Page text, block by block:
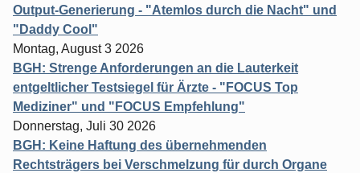
Output-Generierung - "Atemlos durch die Nacht" und
"Daddy Cool"
Montag, August 3 2026
BGH: Strenge Anforderungen an die Lauterkeit
entgeltlicher Testsiegel für Ärzte - "FOCUS Top
Mediziner" und "FOCUS Empfehlung"
Donnerstag, Juli 30 2026
BGH: Keine Haftung des übernehmenden
Rechtsträgers bei Verschmelzung für durch Organe